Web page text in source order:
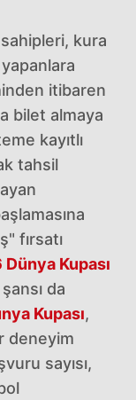
kura
itibaren
bilet almaya
kayıtlı
tahsil
fırsatı
Kupası
da
Kupası,
deneyim
sayısı,